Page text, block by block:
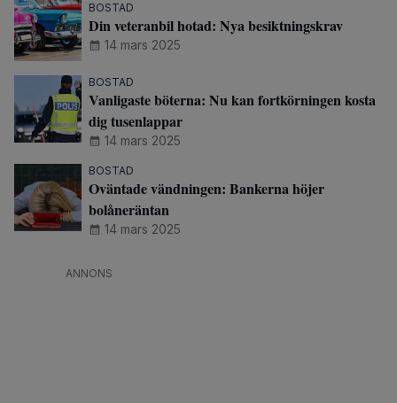
BOSTAD
Din veteranbil hotad: Nya besiktningskrav
14 mars 2025
BOSTAD
Vanligaste böterna: Nu kan fortkörningen kosta
dig tusenlappar
14 mars 2025
BOSTAD
Oväntade vändningen: Bankerna höjer
bolåneräntan
14 mars 2025
ANNONS